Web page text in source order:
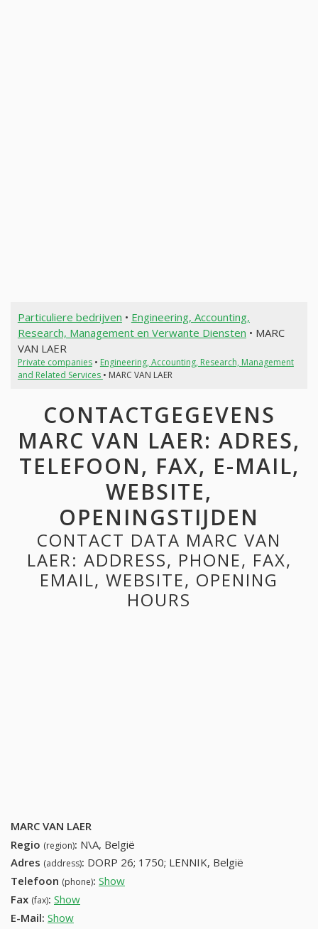
Particuliere bedrijven • Engineering, Accounting,
Research, Management en Verwante Diensten • MARC
VAN LAER
Private companies• Engineering, Accounting, Research, Management
and Related Services • MARC VAN LAER
CONTACTGEGEVENS
MARC VAN LAER: ADRES,
TELEFOON, FAX, E-MAIL,
WEBSITE,
OPENINGSTIJDEN
CONTACT DATA MARC VAN
LAER: ADDRESS, PHONE, FAX,
EMAIL, WEBSITE, OPENING
HOURS
MARC VAN LAER
Regio (region): N\A, België
Adres (address): DORP 26; 1750; LENNIK, België
Telefoon (phone): Show
Fax (fax): Show
E-Mail: Show